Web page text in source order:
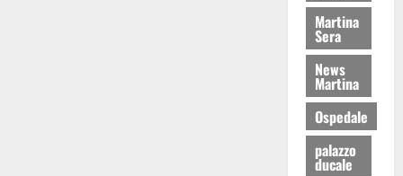
Martina
Sera
News
Martina
Ospedale
palazzo
ducale